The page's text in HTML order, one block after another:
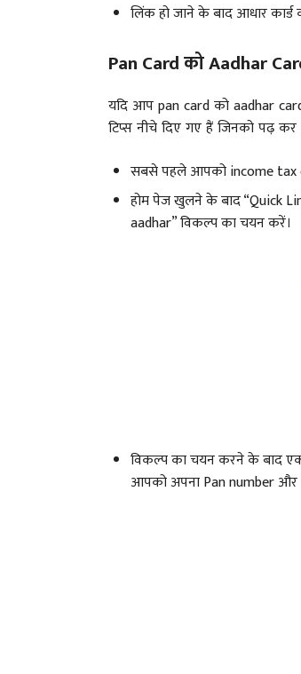
लिंक हो जाने के बाद आधार
Pan Card को Aadhar
यदि आप pan card को aadhar
टिप्स नीचे दिए गए हैं जिनको पढ़
सबसे पहले आपको income tax e
होम पेज खुलने के बाद “Quick
aadhar” विकल्प का चयन करें।
विकल्प का चयन करने के बाद
आपको अपना Pan number और